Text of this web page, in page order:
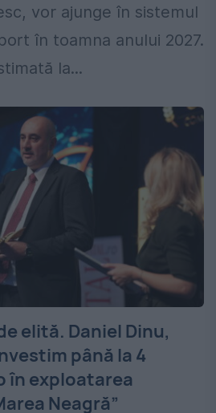
vor ajunge în sistemul
în toamna anului 2027.
la...
elită. Daniel Dinu,
până la 4
în exploatarea
Neagră”